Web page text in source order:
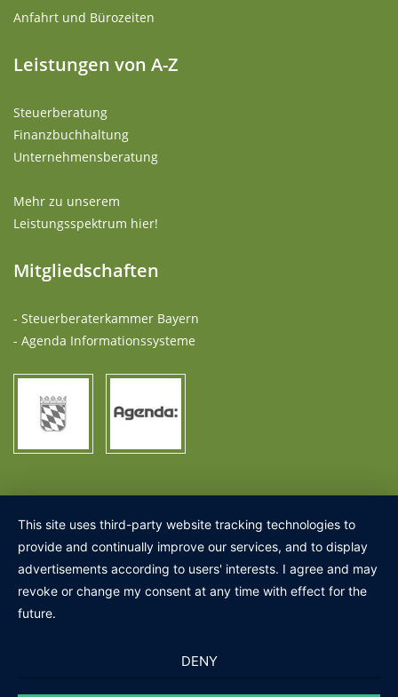
Anfahrt und Bürozeiten
Leistungen von A-Z
Steuerberatung
Finanzbuchhaltung
Unternehmensberatung
Mehr zu unserem
Leistungsspektrum hier!
Mitgliedschaften
- Steuerberaterkammer Bayern
- Agenda Informationssysteme
This site uses third-party website tracking technologies to
provide and continually improve our services, and to display
advertisements according to users' interests. I agree and may
revoke or change my consent at any time with effect for the
future.
DENY